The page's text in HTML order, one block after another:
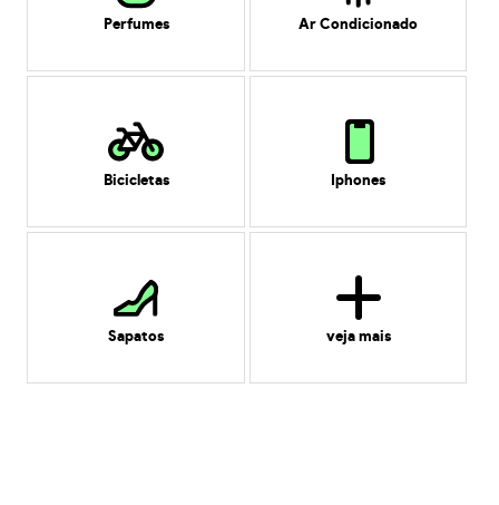
Perfumes Ar Condicionado
Bicicletas Iphones
Sapatos veja mais